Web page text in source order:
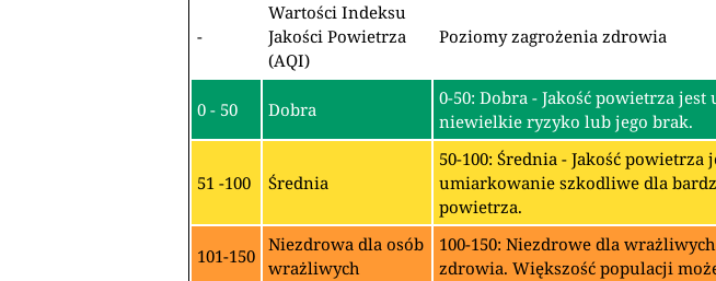
-
Wartości Indeksu
Jakości Powietrza
(AQI)
Poziomy zagrożenia zdrowia
0 - 50 Dobra
0-50: Dobra - Jakość powietrza
niewielkie ryzyko lub jego brak.
51 -100 Średnia
50-100: Średnia - Jakość
umiarkowanie szkodliwe dla
powietrza.
101-150
Niezdrowa dla osób
wrażliwych
100-150: Niezdrowe dla
zdrowia. Większość populacji